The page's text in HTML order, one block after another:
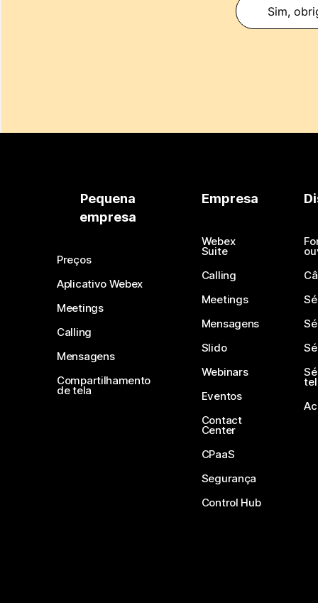
Sim,
Pequena
empresa
Preços
Aplicativo Webex
Meetings
Calling
Mensagens
Compartilhamento
de tela
Empresa
Webex
Suite
Calling
Meetings
Mensagens
Slido
Webinars
Eventos
Contact
Center
CPaaS
Segurança
Control Hub